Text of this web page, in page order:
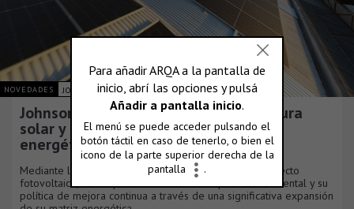
NOVEDADES JOHNSON ACERO S.A.
Johnson Acero duplica su infraestructura
solar y consolida su plan de eficiencia
energética
Mediante la culminación de una nueva fase de su proyecto
fotovoltaico, la compañía reafirma su compromiso ambiental y su
política de mejora continua a través de una significativa expansión